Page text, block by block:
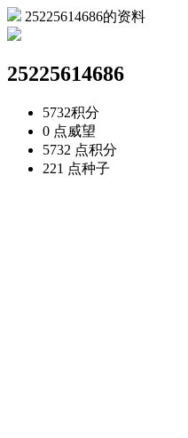
25225614686的资料
25225614686
5732积分
0 点威望
5732 点积分
221 点种子